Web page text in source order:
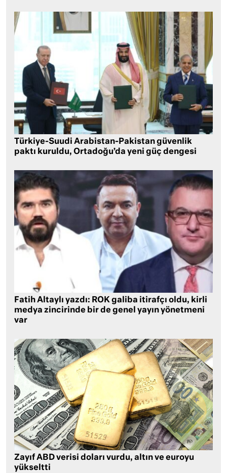
Türkiye-Suudi Arabistan-Pakistan güvenlik
paktı kuruldu, Ortadoğu’da yeni güç dengesi
Fatih Altaylı yazdı: ROK galiba itirafçı oldu, kirli
medya zincirinde bir de genel yayın yönetmeni
var
Zayıf ABD verisi doları vurdu, altın ve euroyu
yükseltti